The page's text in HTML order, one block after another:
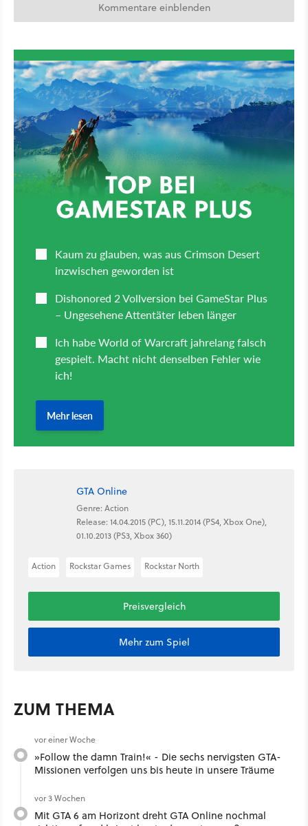
Kommentare einblenden
GTA Online
Genre: Action
Release: 14.04.2015 (PC), 15.11.2014 (PS4, Xbox One),
01.10.2013 (PS3, Xbox 360)
Action Rockstar Games Rockstar North
Preisvergleich
Mehr zum Spiel
ZUM THEMA
vor einer Woche
»Follow the damn Train!« - Die sechs nervigsten GTA-
Missionen verfolgen uns bis heute in unsere Träume
vor 3 Wochen
Mit GTA 6 am Horizont dreht GTA Online nochmal